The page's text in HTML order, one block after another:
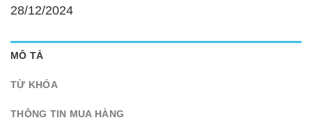
28/12/2024
MÔ TẢ
TỪ KHÓA
THÔNG TIN MUA HÀNG